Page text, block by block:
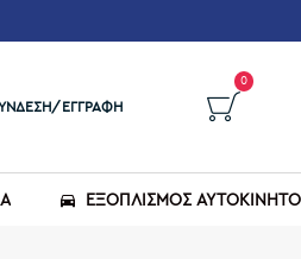
ΕΓΓΡΑΦΉ
0
ΕΞΟΠΛΙΣΜΌΣ